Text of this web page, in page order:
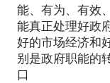
能、有为、有效
能真正处理好政
好的市场经济和
别是政府职能的
口